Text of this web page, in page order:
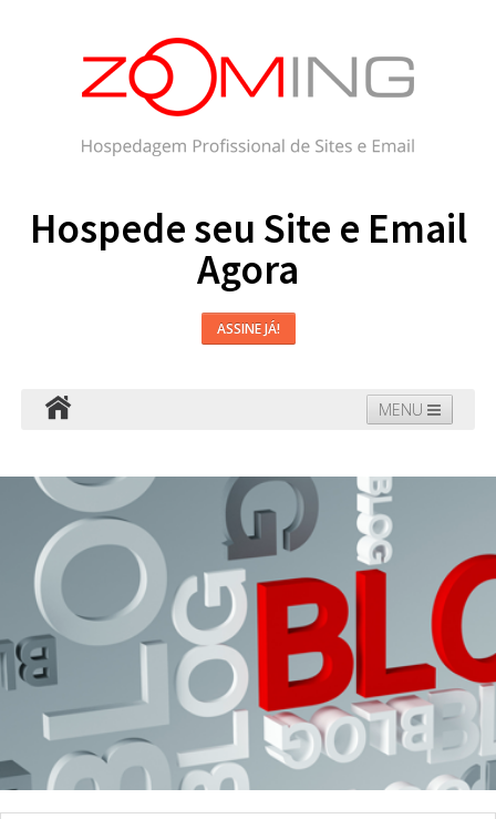
Hospede seu Site e Email
Agora
ASSINE JÁ!
MENU
Domínios Blog Suporte